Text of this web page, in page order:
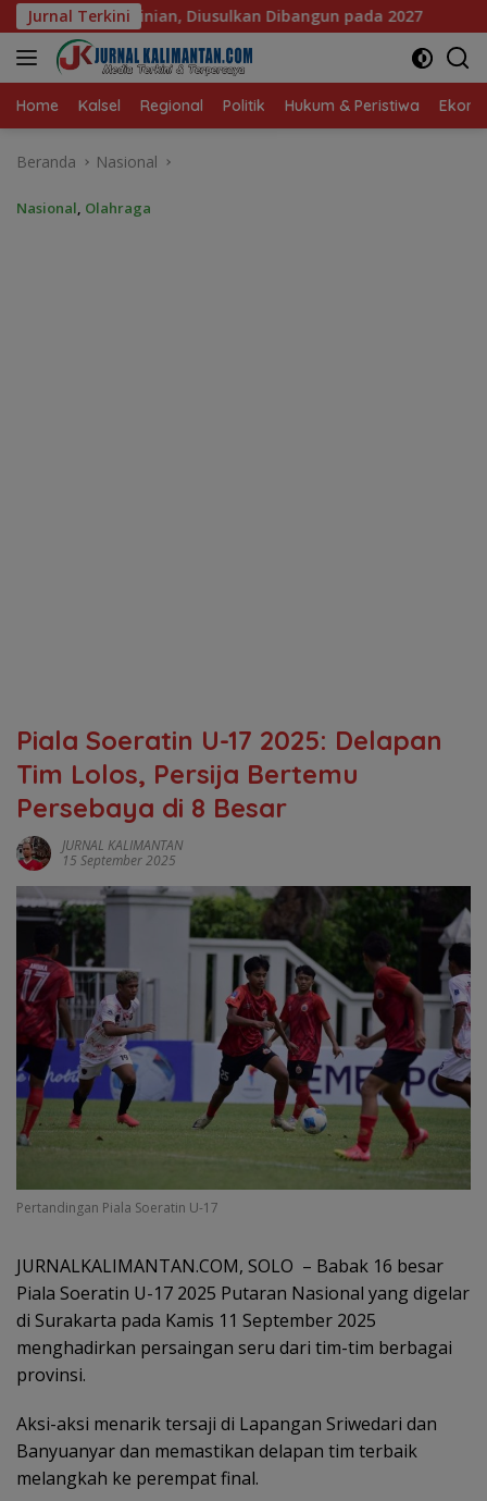
Langsung
ke
konten
Jurnal Terkini
Dibangun pada 2027 DPRD Banjarmasin Dorong
Home Kalsel Regional Politik Hukum & Peristiwa
Beranda Nasional
Nasional, Olahraga
Piala Soeratin U-17 2025: Delapan
Tim Lolos, Persija Bertemu
Persebaya di 8 Besar
JURNAL KALIMANTAN
15 September 2025
Pertandingan Piala Soeratin U-17
JURNALKALIMANTAN.COM, SOLO – Babak 16 besar
Piala Soeratin U-17 2025 Putaran Nasional yang digelar
di Surakarta pada Kamis 11 September 2025
menghadirkan persaingan seru dari tim-tim berbagai
provinsi.
Aksi-aksi menarik tersaji di Lapangan Sriwedari dan
Banyuanyar dan memastikan delapan tim terbaik
melangkah ke perempat final.